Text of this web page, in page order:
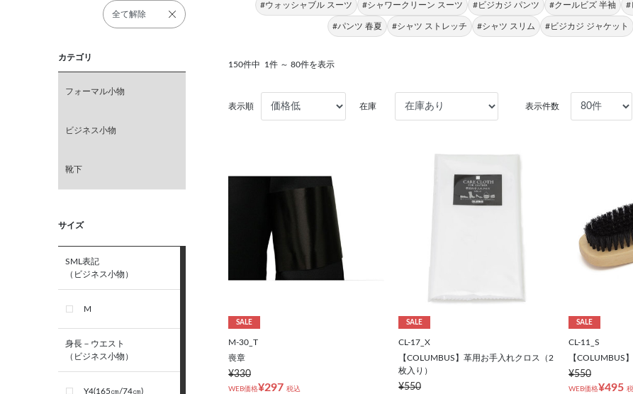
全て解除
カテゴリ
フォーマル小物
ビジネス小物
靴下
サイズ
SML表記
（ビジネス小物）
M
身長－ウエスト
（ビジネス小物）
Y4(165㎝/74㎝)
#ウォッシャブル スーツ #シャワークリーン スーツ #ビジカジ パンツ #クールビズ 半袖 #
#パンツ 春夏 #シャツ ストレッチ #シャツ スリム #ビジカジ ジャケット
150件中 1件 ～ 80件を表示
表示順 在庫 表示件数
SALE
M-30_T
喪章
¥330
WEB価格¥297 税込
SALE
CL-17_X
【COLUMBUS】革用お手入れクロス（2
枚入り）
¥550
SALE
CL-11_S
【COLUMBUS
¥550
WEB価格¥495